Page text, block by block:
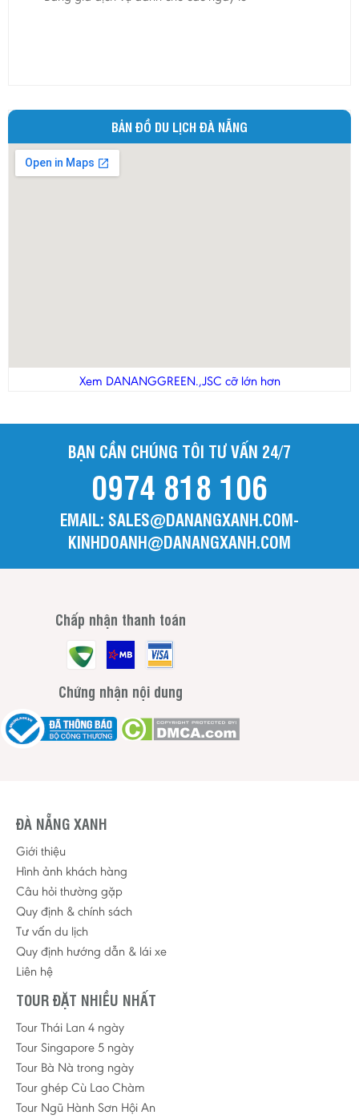
Quảng Bình
Quảng Ngãi
Quảng Ninh
Tuyên Quang
BẢN ĐỒ DU LỊCH ĐÀ NẴNG
Xem DANANGGREEN.,JSC cỡ lớn hơn
BẠN CẦN CHÚNG TÔI TƯ VẤN 24/7
0974 818 106
EMAIL: SALES@DANANGXANH.COM-
KINHDOANH@DANANGXANH.COM
Chấp nhận thanh toán
Chứng nhận nội dung
ĐÀ NẴNG XANH
Giới thiệu
Hình ảnh khách hàng
Câu hỏi thường gặp
Quy định & chính sách
Tư vấn du lịch
Quy định hướng dẫn & lái xe
Liên hệ
TOUR ĐẶT NHIỀU NHẤT
Tour Thái Lan 4 ngày
Tour Singapore 5 ngày
Tour Bà Nà trong ngày
Tour ghép Cù Lao Chàm
Tour Ngũ Hành Sơn Hội An